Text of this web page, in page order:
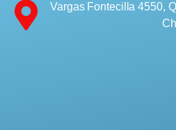
Vargas Fontecilla 4550,